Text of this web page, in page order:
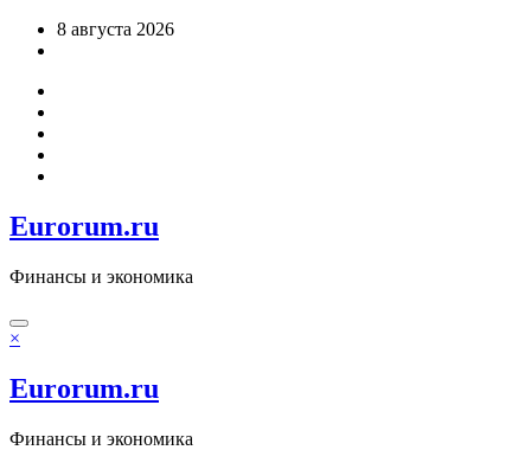
Перейти8 августа 2026
Eurorum.ru
Финансы и экономика
×
Eurorum.ru
Финансы и экономика